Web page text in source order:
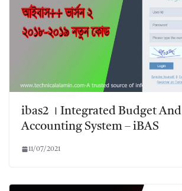
ibas2 । Integrated Budget And
Accounting System – iBAS
11/07/2021